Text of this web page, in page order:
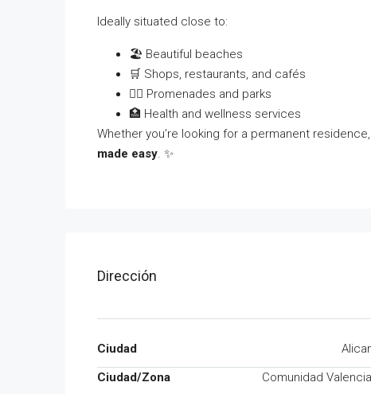
Ideally situated close to:
🏖️ Beautiful beaches
🛒 Shops, restaurants, and cafés
🚶‍♂️ Promenades and parks
🏥 Health and wellness services
Whether you’re looking for a permanent
made easy. ✨
Dirección
Ciudad
Ciudad/Zona
Comunidad